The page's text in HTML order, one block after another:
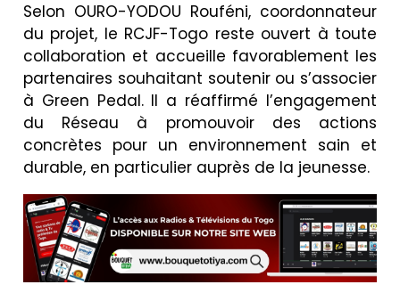
Selon OURO-YODOU Rouféni, coordonnateur
du projet, le RCJF-Togo reste ouvert à toute
collaboration et accueille favorablement les
partenaires souhaitant soutenir ou s’associer
à Green Pedal. Il a réaffirmé l’engagement
du Réseau à promouvoir des actions
concrètes pour un environnement sain et
durable, en particulier auprès de la jeunesse.